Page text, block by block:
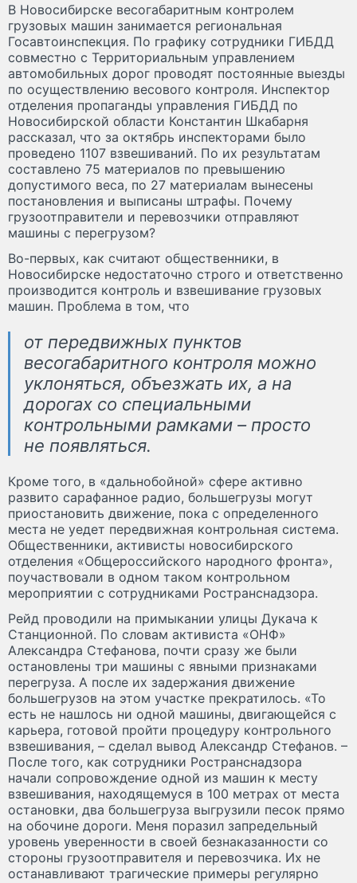
В Новосибирске весогабаритным контролем
грузовых машин занимается региональная
Госавтоинспекция. По графику сотрудники ГИБДД
совместно с Территориальным управлением
автомобильных дорог проводят постоянные выезды
по осуществлению весового контроля. Инспектор
отделения пропаганды управления ГИБДД по
Новосибирской области Константин Шкабарня
рассказал, что за октябрь инспекторами было
проведено 1107 взвешиваний. По их результатам
составлено 75 материалов по превышению
допустимого веса, по 27 материалам вынесены
постановления и выписаны штрафы. Почему
грузоотправители и перевозчики отправляют
машины с перегрузом?
Во-первых, как считают общественники, в
Новосибирске недостаточно строго и ответственно
производится контроль и взвешивание грузовых
машин. Проблема в том, что
от передвижных пунктов
весогабаритного контроля можно
уклоняться, объезжать их, а на
дорогах со специальными
контрольными рамками – просто
не появляться.
Кроме того, в «дальнобойной» сфере активно
развито сарафанное радио, большегрузы могут
приостановить движение, пока с определенного
места не уедет передвижная контрольная система.
Общественники, активисты новосибирского
отделения «Общероссийского народного фронта»,
поучаствовали в одном таком контрольном
мероприятии с сотрудниками Ространснадзора.
Рейд проводили на примыкании улицы Дукача к
Станционной. По словам активиста «ОНФ»
Александра Стефанова, почти сразу же были
остановлены три машины с явными признаками
перегруза. А после их задержания движение
большегрузов на этом участке прекратилось. «То
есть не нашлось ни одной машины, двигающейся с
карьера, готовой пройти процедуру контрольного
взвешивания, – сделал вывод Александр Стефанов. –
После того, как сотрудники Ространснадзора
начали сопровождение одной из машин к месту
взвешивания, находящемуся в 100 метрах от места
остановки, два большегруза выгрузили песок прямо
на обочине дороги. Меня поразил запредельный
уровень уверенности в своей безнаказанности со
стороны грузоотправителя и перевозчика. Их не
останавливают трагические примеры регулярно